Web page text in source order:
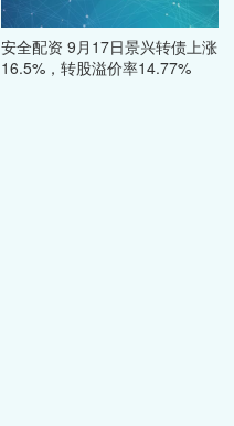
安全配资 9月17日景兴转债上涨
16.5%，转股溢价率14.77%